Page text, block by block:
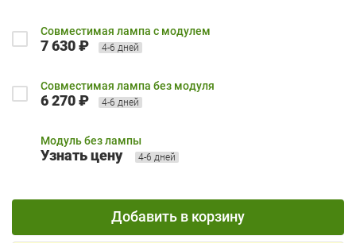
Совместимая лампа с модулем
7 630 ₽ 4-6 дней
Совместимая лампа без модуля
6 270 ₽ 4-6 дней
Модуль без лампы
Узнать цену 4-6 дней
Добавить в корзину